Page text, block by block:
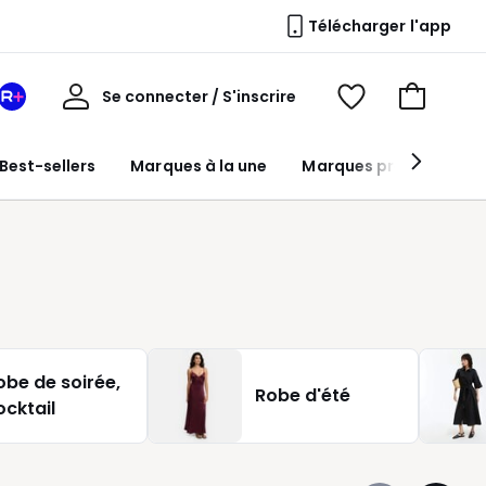
Télécharger l'app
Best-sellers Marques à la une Marques premium
Mon
Redoute
Se connecter / S'inscrire
Mon
Voir
Voir
panier
de soirée,
Robe d'été